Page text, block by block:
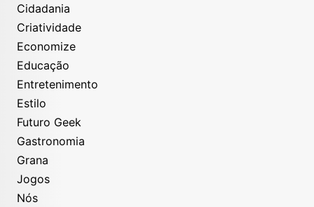
Cidadania
Criatividade
Economize
Educação
Entretenimento
Estilo
Futuro Geek
Gastronomia
Grana
Jogos
Nós